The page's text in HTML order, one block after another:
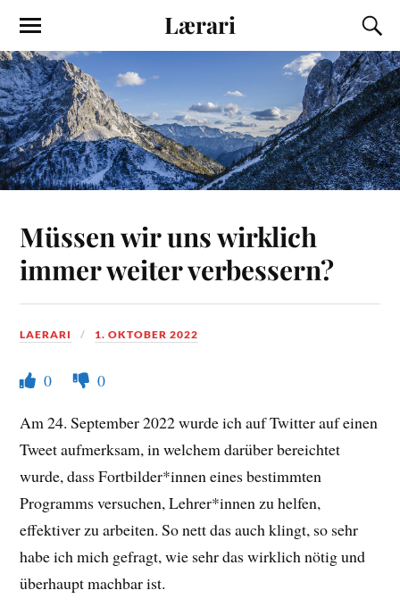
Lærari
Müssen wir uns wirklich
immer weiter verbessern?
LAERARI 1. OKTOBER 2022
0
0
Am 24. September 2022 wurde ich auf Twitter auf einen
Tweet aufmerksam, in welchem darüber bereichtet
wurde, dass Fortbilder*innen eines bestimmten
Programms versuchen, Lehrer*innen zu helfen,
effektiver zu arbeiten. So nett das auch klingt, so sehr
habe ich mich gefragt, wie sehr das wirklich nötig und
überhaupt machbar ist.